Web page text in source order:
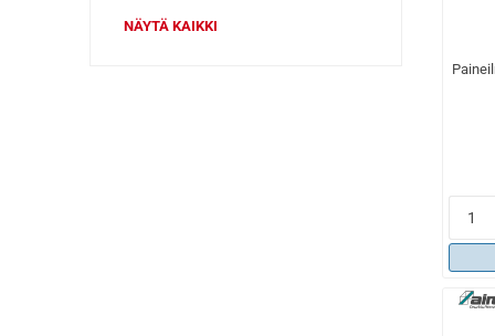
NÄYTÄ KAIKKI